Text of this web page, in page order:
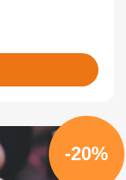
-20%